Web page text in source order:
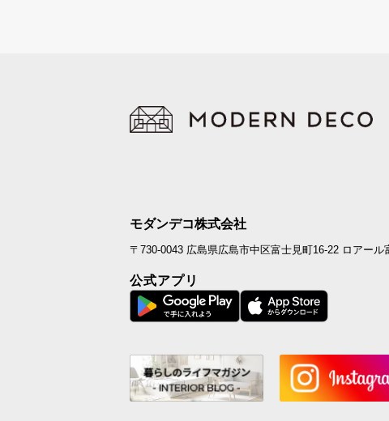
モダンデコ株式会社
〒730-0043 広島県広島市中区富士見町16-22 ロアール
公式アプリ